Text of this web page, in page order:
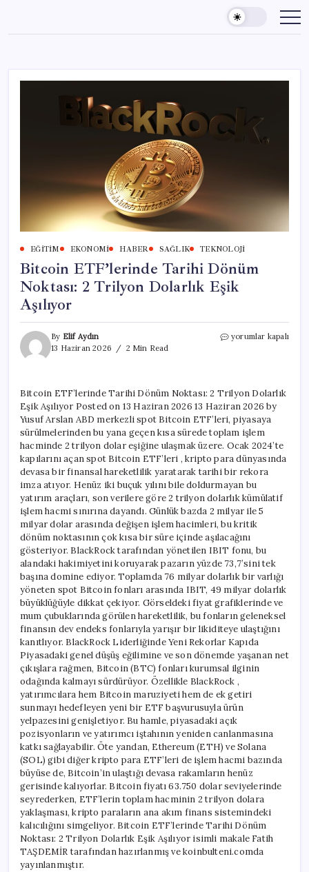
content
EĞITIM EKONOMI HABER SAĞLIK TEKNOLOJI
Bitcoin ETF’lerinde Tarihi Dönüm
Noktası: 2 Trilyon Dolarlık Eşik
Aşılıyor
By Elif Aydın
13 Haziran 2026
2 Min Read
Bitcoin
2
Trilyon
Dolarlık
Eşik
Aşılıyor
için
yorumlar kapalı
Bitcoin ETF’lerinde Tarihi Dönüm Noktası: 2 Trilyon Dolarlık
Eşik Aşılıyor Posted on 13 Haziran 2026 13 Haziran 2026 by
Yusuf Arslan ABD merkezli spot Bitcoin ETF’leri, piyasaya
sürülmelerinden bu yana geçen kısa sürede toplam işlem
hacminde 2 trilyon dolar eşiğine ulaşmak üzere. Ocak 2024’te
kapılarını açan spot Bitcoin ETF’leri , kripto para dünyasında
devasa bir finansal hareketlilik yaratarak tarihi bir rekora
imza atıyor. Henüz iki buçuk yılını bile doldurmayan bu
yatırım araçları, son verilere göre 2 trilyon dolarlık kümülatif
işlem hacmi sınırına dayandı. Günlük bazda 2 milyar ile 5
milyar dolar arasında değişen işlem hacimleri, bu kritik
dönüm noktasının çok kısa bir süre içinde aşılacağını
gösteriyor. BlackRock tarafından yönetilen IBIT fonu, bu
alandaki hakimiyetini koruyarak pazarın yüzde 73,7’sini tek
başına domine ediyor. Toplamda 76 milyar dolarlık bir varlığı
yöneten spot Bitcoin fonları arasında IBIT, 49 milyar dolarlık
büyüklüğüyle dikkat çekiyor. Görseldeki fiyat grafiklerinde ve
mum çubuklarında görülen hareketlilik, bu fonların geleneksel
finansın dev endeks fonlarıyla yarışır bir likiditeye ulaştığını
kanıtlıyor. BlackRock Liderliğinde Yeni Rekorlar Kapıda
Piyasadaki genel düşüş eğilimine ve son dönemde yaşanan net
çıkışlara rağmen, Bitcoin (BTC) fonları kurumsal ilginin
odağında kalmayı sürdürüyor. Özellikle BlackRock ,
yatırımcılara hem Bitcoin maruziyeti hem de ek getiri
sunmayı hedefleyen yeni bir ETF başvurusuyla ürün
yelpazesini genişletiyor. Bu hamle, piyasadaki açık
pozisyonların ve yatırımcı iştahının yeniden canlanmasına
katkı sağlayabilir. Öte yandan, Ethereum (ETH) ve Solana
(SOL) gibi diğer kripto para ETF’leri de işlem hacmi bazında
büyüse de, Bitcoin’in ulaştığı devasa rakamların henüz
gerisinde kalıyorlar. Bitcoin fiyatı 63.750 dolar seviyelerinde
seyrederken, ETF’lerin toplam hacminin 2 trilyon dolara
yaklaşması, kripto paraların ana akım finans sistemindeki
kalıcılığını simgeliyor. Bitcoin ETF’lerinde Tarihi Dönüm
Noktası: 2 Trilyon Dolarlık Eşik Aşılıyor isimli makale Fatih
TAŞDEMİR tarafından hazırlanmış ve koinbulteni.comda
yayınlanmıştır.